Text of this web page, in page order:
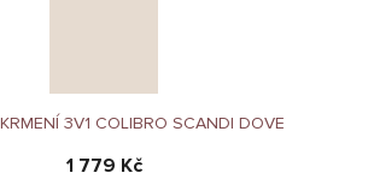
3V1 COLIBRO SCANDI DOVE
1 779 Kč